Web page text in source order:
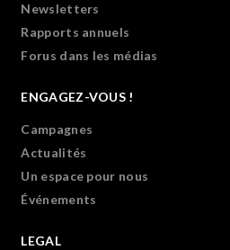
Newsletters
Rapports annuels
Forus dans les médias
ENGAGEZ-VOUS !
Campagnes
Actualités
Un espace pour nous
Événements
LEGAL